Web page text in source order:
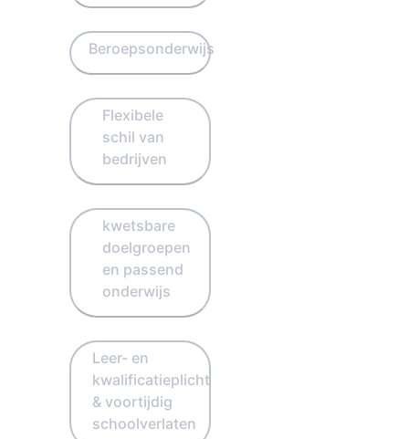
Beroepsonderwijs
Flexibele
schil van
bedrijven
kwetsbare
doelgroepen
en passend
onderwijs
Leer- en
kwalificatieplicht
& voortijdig
schoolverlaten